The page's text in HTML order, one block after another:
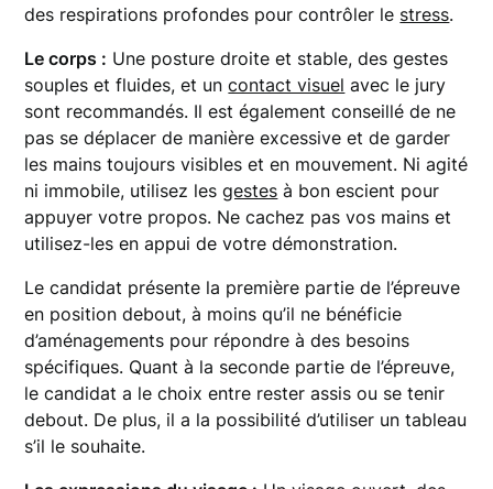
des respirations profondes pour contrôler le stress.
Le corps : Une posture droite et stable, des gestes
souples et fluides, et uncontact visuel avec le jury
sont recommandés. Il est également conseillé de ne
pas se déplacer de manière excessive et de garder
les mains toujours visibles et en mouvement. Ni agité
ni immobile, utilisez lesgestes à bon escient pour
appuyer votre propos. Ne cachez pas vos mains et
utilisez-les en appui de votre démonstration.
Le candidat présente la première partie de l’épreuve
en position debout, à moins qu’il ne bénéficie
d’aménagements pour répondre à des besoins
spécifiques. Quant à la seconde partie de l’épreuve,
le candidat a le choix entre rester assis ou se tenir
debout. De plus, il a la possibilité d’utiliser un tableau
s’il le souhaite.